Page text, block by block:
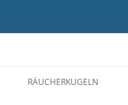
RÄUCHERKUGELN